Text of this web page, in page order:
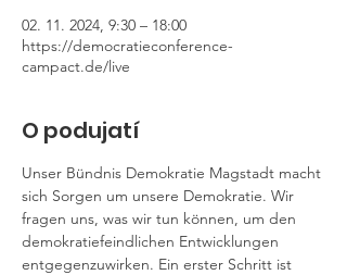
02. 11. 2024, 9:30 – 18:00
https://democratieconference-
campact.de/live
O podujatí
Unser Bündnis Demokratie Magstadt macht
sich Sorgen um unsere Demokratie. Wir
fragen uns, was wir tun können, um den
demokratiefeindlichen Entwicklungen
entgegenzuwirken. Ein erster Schritt ist